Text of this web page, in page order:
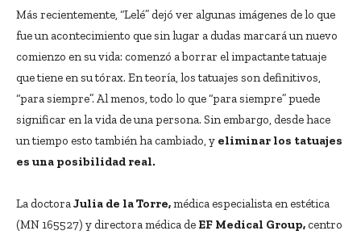
Más recientemente, “Lelé” dejó ver algunas imágenes de lo que
fue un acontecimiento que sin lugar a dudas marcará un nuevo
comienzo en su vida: comenzó a borrar el impactante tatuaje
que tiene en su tórax. En teoría, los tatuajes son definitivos,
“para siempre”. Al menos, todo lo que “para siempre” puede
significar en la vida de una persona. Sin embargo, desde hace
un tiempo esto también ha cambiado, y eliminar los tatuajes
es una posibilidad real.
La doctoraJulia de la Torre,médica especialista en estética
(MN 165527) y directora médica de EF Medical Group, centro